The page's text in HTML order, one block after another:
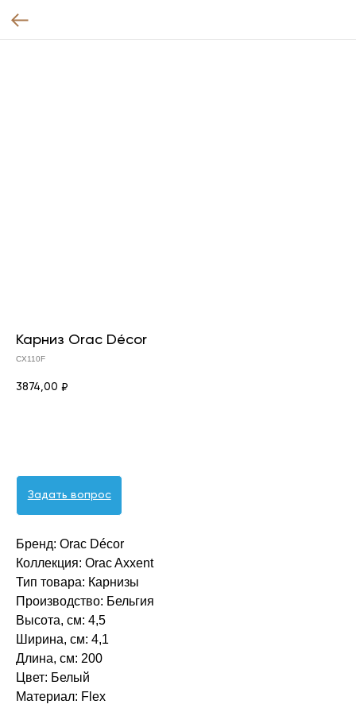
Карниз Orac Décor
CX110F
3874,00 ₽
Задать вопрос
Бренд: Orac Décor
Коллекция: Orac Axxent
Тип товара: Карнизы
Производство: Бельгия
Высота, см: 4,5
Ширина, см: 4,1
Длина, см: 200
Цвет: Белый
Материал: Flex ‎‎